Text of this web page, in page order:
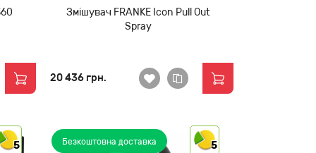
Змішувач FRANKE Icon Pull Out
Spray
20 436 грн.
5 5
Безкоштовна доставка